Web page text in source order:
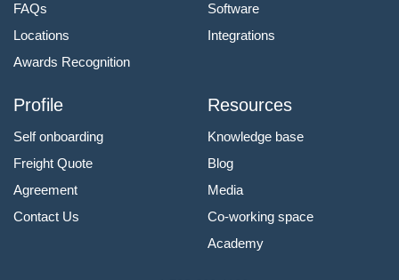
FAQs
Locations
Awards Recognition
Software
Integrations
Profile
Self onboarding
Freight Quote
Agreement
Contact Us
Resources
Knowledge base
Blog
Media
Co-working space
Academy